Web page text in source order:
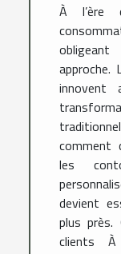
À l’ère
approche.
innovent
comment
les
devient
plus près.
clients